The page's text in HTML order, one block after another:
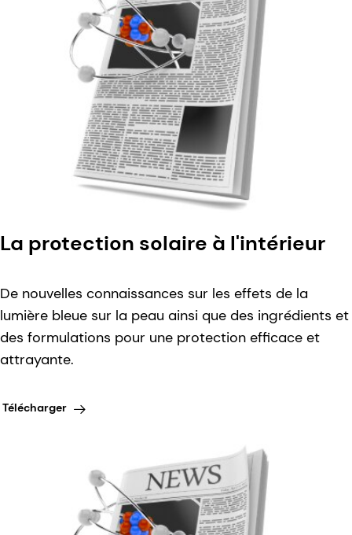
La protection solaire à l'intérieur
De nouvelles connaissances sur les effets de la
lumière bleue sur la peau ainsi que des ingrédients et
des formulations pour une protection efficace et
attrayante.
Télécharger